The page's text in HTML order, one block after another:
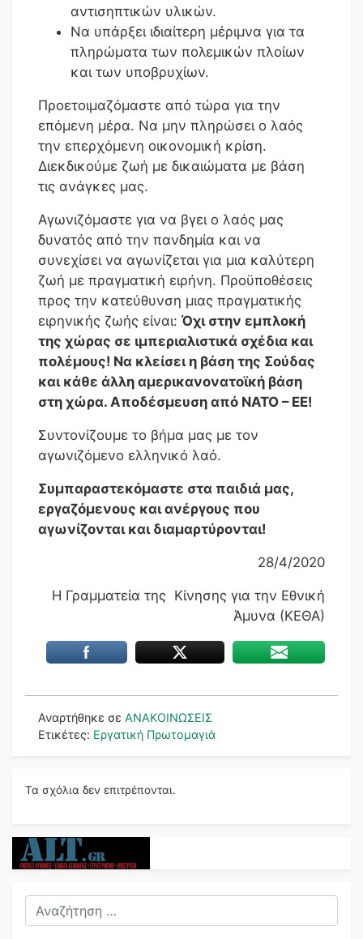
αντισηπτικών υλικών.
Να υπάρξει ιδιαίτερη μέριμνα για τα
πληρώματα των πολεμικών πλοίων
και των υποβρυχίων.
Προετοιμαζόμαστε από τώρα για την
επόμενη μέρα. Να μην πληρώσει ο λαός
την επερχόμενη οικονομική κρίση.
Διεκδικούμε ζωή με δικαιώματα με βάση
τις ανάγκες μας.
Αγωνιζόμαστε για να βγει ο λαός μας
δυνατός από την πανδημία και να
συνεχίσει να αγωνίζεται για μια καλύτερη
ζωή με πραγματική ειρήνη. Προϋποθέσεις
προς την κατεύθυνση μιας πραγματικής
ειρηνικής ζωής είναι: Όχι στην εμπλοκή
της χώρας σε ιμπεριαλιστικά σχέδια και
πολέμους! Να κλείσει η βάση της Σούδας
και κάθε άλλη αμερικανονατοϊκή βάση
στη χώρα. Αποδέσμευση από ΝΑΤΟ – ΕΕ!
Συντονίζουμε το βήμα μας με τον
αγωνιζόμενο ελληνικό λαό.
Συμπαραστεκόμαστε στα παιδιά μας,
εργαζόμενους και ανέργους που
αγωνίζονται και διαμαρτύρονται!
28/4/2020
Η Γραμματεία της Κίνησης για την Εθνική
Άμυνα (ΚΕΘΑ)
Αναρτήθηκε σε ΑΝΑΚΟΙΝΩΣΕΙΣ
Ετικέτες: Εργατική Πρωτομαγιά
Τα σχόλια δεν επιτρέπονται.